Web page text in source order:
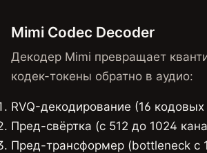
Mimi Codec Decoder
Декодер Mimi превращает
кодек-токены обратно в аудио:
RVQ-декодирование (16 кодовых
Пред-свёртка (с 512 до 1024
Пред-трансформер (bottleneck с